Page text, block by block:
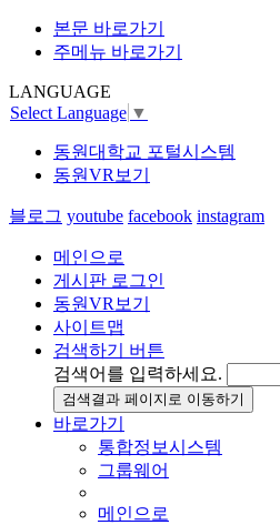
본문 바로가기
주메뉴 바로가기
LANGUAGE
Select Language ▼
동원대학교 포털시스템
동원VR보기
블로그 youtube facebook instagram
메인으로
게시판 로그인
동원VR보기
사이트맵
검색하기 버튼
검색어를 입력하세요.
검색결과 페이지로 이동하기
바로가기
통합정보시스템
그룹웨어
메인으로